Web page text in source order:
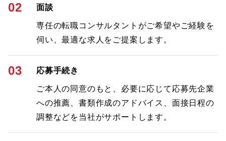
02 面談
専任の転職コンサルタントがご希望やご経験を
伺い、最適な求人をご提案します。
03 応募手続き
ご本人の同意のもと、必要に応じて応募先企業
への推薦、書類作成のアドバイス、面接日程の
調整などを当社がサポートします。